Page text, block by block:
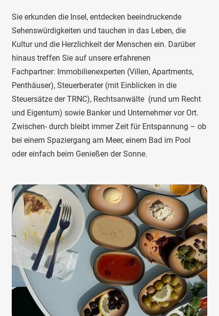
Sie erkunden die Insel, entdecken beeindruckende
Sehenswürdigkeiten und tauchen in das Leben, die
Kultur und die Herzlichkeit der Menschen ein. Darüber
hinaus treffen Sie auf unsere erfahrenen
Fachpartner: Immobilienexperten (Villen, Apartments,
Penthäuser), Steuerberater (mit Einblicken in die
Steuersätze der TRNC), Rechtsanwälte (rund um Recht
und Eigentum) sowie Banker und Unternehmer vor Ort.
Zwischen- durch bleibt immer Zeit für Entspannung – ob
bei einem Spaziergang am Meer, einem Bad im Pool
oder einfach beim Genießen der Sonne.